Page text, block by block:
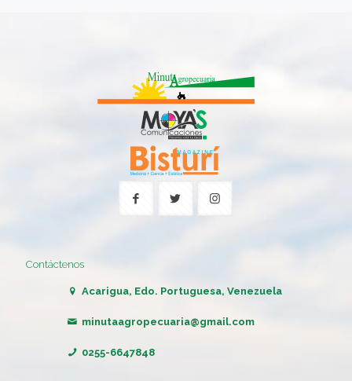
Contáctenos
Acarigua, Edo. Portuguesa, Venezuela
minutaagropecuaria@gmail.com
0255-6647848